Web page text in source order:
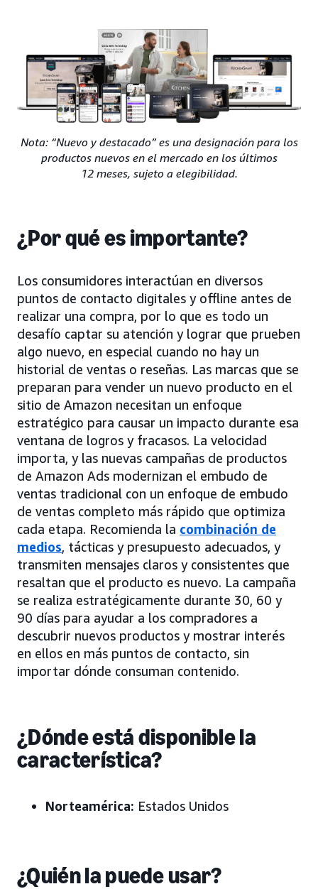
Nota: “Nuevo y destacado” es una designación para los
productos nuevos en el mercado en los últimos
12 meses, sujeto a elegibilidad.
¿Por qué es importante?
Los consumidores interactúan en diversos
puntos de contacto digitales y offline antes de
realizar una compra, por lo que es todo un
desafío captar su atención y lograr que prueben
algo nuevo, en especial cuando no hay un
historial de ventas o reseñas. Las marcas que se
preparan para vender un nuevo producto en el
sitio de Amazon necesitan un enfoque
estratégico para causar un impacto durante esa
ventana de logros y fracasos. La velocidad
importa, y las nuevas campañas de productos
de Amazon Ads modernizan el embudo de
ventas tradicional con un enfoque de embudo
de ventas completo más rápido que optimiza
cada etapa. Recomienda la combinación de
medios, tácticas y presupuesto adecuados, y
transmiten mensajes claros y consistentes que
resaltan que el producto es nuevo. La campaña
se realiza estratégicamente durante 30, 60 y
90 días para ayudar a los compradores a
descubrir nuevos productos y mostrar interés
en ellos en más puntos de contacto, sin
importar dónde consuman contenido.
¿Dónde está disponible la
característica?
Norteamérica: Estados Unidos
¿Quién la puede usar?